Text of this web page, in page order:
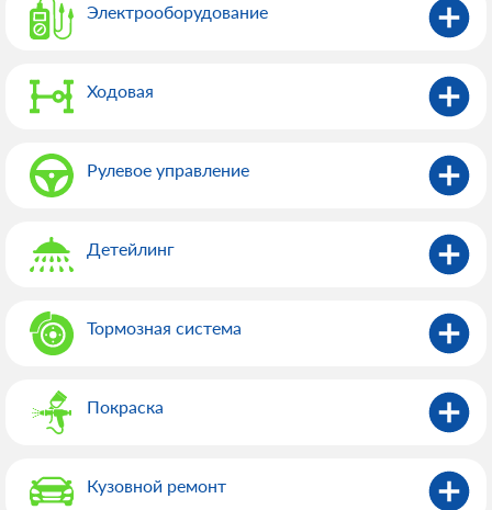
Электрооборудованиe
Ходовая
Рулевое управление
Детейлинг
Тормозная система
Покраска
Кузовной ремонт